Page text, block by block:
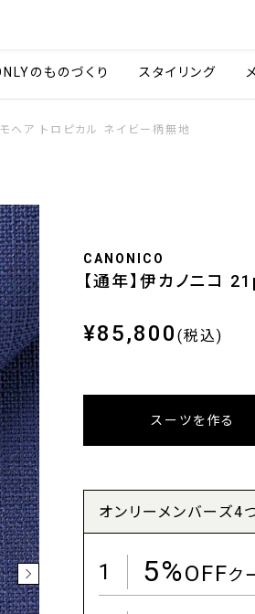
のものづくり スタイリング
ヘア トロピカル ネイビー柄無地
CANONICO
【通年】伊カノニコ
¥85,800 (税込)
スーツを作る
オンリーメンバーズ4
1 5%OFFク